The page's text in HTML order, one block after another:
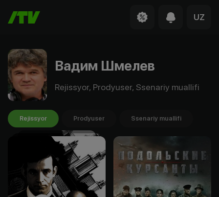
UZ
Вадим Шмелев
Rejissyor, Prodyuser, Ssenariy muallifi
Rejissyor Prodyuser Ssenariy muallifi